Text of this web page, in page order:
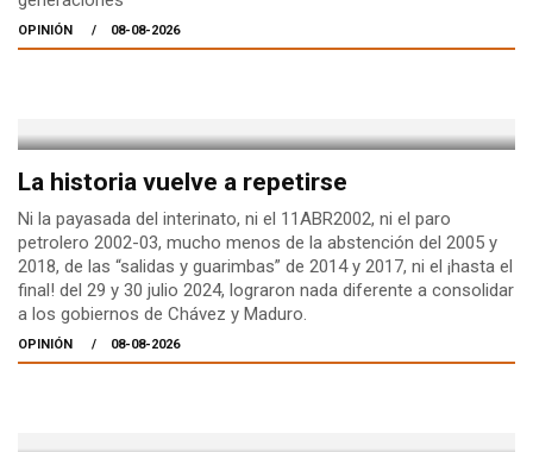
OPINIÓN 08-08-2026
La historia vuelve a repetirse
Ni la payasada del interinato, ni el 11ABR2002, ni el paro
petrolero 2002-03, mucho menos de la abstención del 2005 y
2018, de las “salidas y guarimbas” de 2014 y 2017, ni el ¡hasta el
final! del 29 y 30 julio 2024, lograron nada diferente a consolidar
a los gobiernos de Chávez y Maduro.
OPINIÓN 08-08-2026